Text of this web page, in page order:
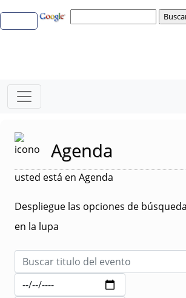
Agenda
usted está en Agenda
Despliegue las opciones de
en la lupa